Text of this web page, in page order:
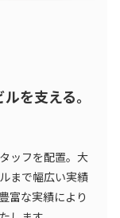
を支える。
ッフを配置。大
まで幅広い実績
富な実績により